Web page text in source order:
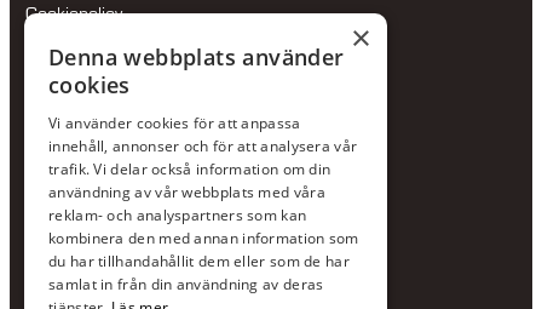
Cookiepolicy
Jour:073-36 88 87 0
Växel:020-120 29 00
E-post:info@scandcon.se
BESÖKSADRESS
Backagårdsgatan 9
511 57 Kinna
×
Denna webbplats använder
cookies
Vi använder cookies för att anpassa
innehåll, annonser och för att analysera vår
trafik. Vi delar också information om din
användning av vår webbplats med våra
reklam- och analyspartners som kan
kombinera den med annan information som
du har tillhandahållit dem eller som de har
samlat in från din användning av deras